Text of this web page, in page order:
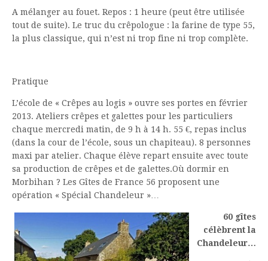
A mélanger au fouet. Repos : 1 heure (peut être utilisée
tout de suite). Le truc du crêpologue : la farine de type 55,
la plus classique, qui n’est ni trop fine ni trop complète.
Pratique
L’école de « Crêpes au logis » ouvre ses portes en février
2013. Ateliers crêpes et galettes pour les particuliers
chaque mercredi matin, de 9 h à 14 h. 55 €, repas inclus
(dans la cour de l’école, sous un chapiteau). 8 personnes
maxi par atelier. Chaque élève repart ensuite avec toute
sa production de crêpes et de galettes.Où dormir en
Morbihan ? Les Gîtes de France 56 proposent une
opération « Spécial Chandeleur »…
60 gîtes
célèbrent la
Chandeleur…